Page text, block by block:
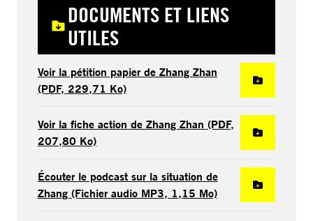
DOCUMENTS ET LIENS
UTILES
Voir la pétition papier de Zhang Zhan
(PDF, 229,71 Ko)
Voir la fiche action de Zhang Zhan (PDF,
207,80 Ko)
Écouter le podcast sur la situation de
Zhang (Fichier audio MP3, 1,15 Mo)